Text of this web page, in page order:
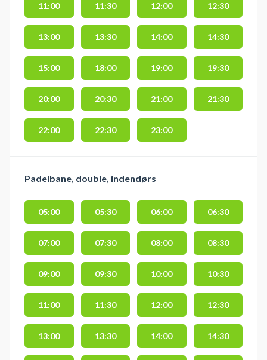
11:00 11:30 12:00 12:30
13:00 13:30 14:00 14:30
15:00 18:00 19:00 19:30
20:00 20:30 21:00 21:30
22:00 22:30 23:00
Padelbane, double, indendørs
05:00 05:30 06:00 06:30
07:00 07:30 08:00 08:30
09:00 09:30 10:00 10:30
11:00 11:30 12:00 12:30
13:00 13:30 14:00 14:30